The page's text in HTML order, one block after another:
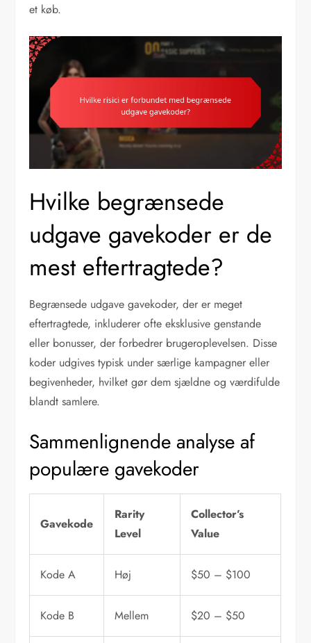
et køb.
Hvilke begrænsede
udgave gavekoder er de
mest eftertragtede?
Begrænsede udgave gavekoder, der er meget
eftertragtede, inkluderer ofte eksklusive genstande
eller bonusser, der forbedrer brugeroplevelsen. Disse
koder udgives typisk under særlige kampagner eller
begivenheder, hvilket gør dem sjældne og værdifulde
blandt samlere.
Sammenlignende analyse af
populære gavekoder
Gavekode
Rarity
Level
Collector’s
Value
Kode A Høj $50 – $100
Kode B Mellem $20 – $50